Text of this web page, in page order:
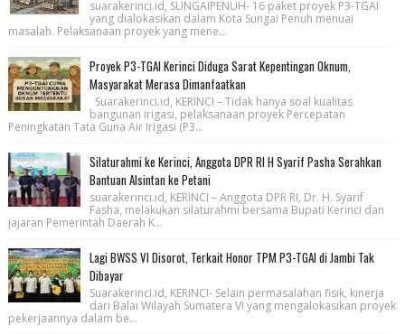
suarakerinci.id, SUNGAIPENUH- 16 paket proyek P3-TGAI
yang dialokasikan dalam Kota Sungai Penuh menuai
masalah. Pelaksanaan proyek yang mene...
Proyek P3-TGAI Kerinci Diduga Sarat Kepentingan Oknum,
Masyarakat Merasa Dimanfaatkan
Suarakerinci.id, KERINCI – Tidak hanya soal kualitas
bangunan irigasi, pelaksanaan proyek Percepatan
Peningkatan Tata Guna Air Irigasi (P3...
Silaturahmi ke Kerinci, Anggota DPR RI H Syarif Pasha Serahkan
Bantuan Alsintan ke Petani
suarakerinci.id, KERINCI – Anggota DPR RI, Dr. H. Syarif
Fasha, melakukan silaturahmi bersama Bupati Kerinci dan
jajaran Pemerintah Daerah K...
Lagi BWSS VI Disorot, Terkait Honor TPM P3-TGAI di Jambi Tak
Dibayar
Suarakerinci.id, KERINCI- Selain permasalahan fisik, kinerja
dari Balai Wilayah Sumatera VI yang mengalokasikan proyek
pekerjaannya dalam be...